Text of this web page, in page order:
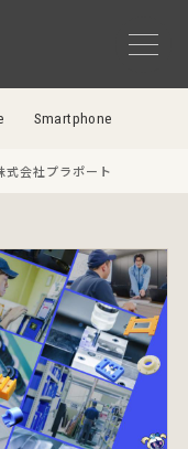
Smartphone
式会社プラポート